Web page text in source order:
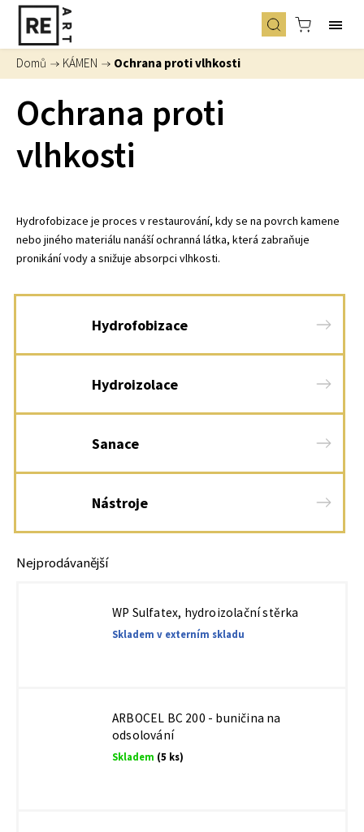
Domů / KÁMEN / Ochrana proti vlhkosti
Ochrana proti
vlhkosti
Hydrofobizace je proces v restaurování, kdy se na povrch kamene
nebo jiného materiálu nanáší ochranná látka, která zabraňuje
pronikání vody a snižuje absorpci vlhkosti.
Hydrofobizace
Hydroizolace
Sanace
Nástroje
Nejprodávanější
WP Sulfatex, hydroizolační stěrka
Skladem v externím skladu
ARBOCEL BC 200 - buničina na
odsolování
Skladem (5 ks)